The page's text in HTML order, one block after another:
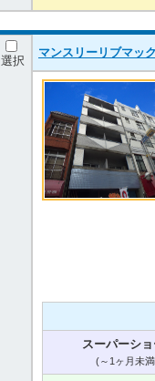
選択
マンスリーリブマッ
スーパーシ
(～1ヶ月未